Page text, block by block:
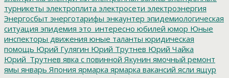
турникеты электроплита электросети электроэнергия
Энергосбыт энерготарифы энкаунтер эпидемиологическая
ситуация эпидемия это_интересно юбилей юмор Юные
инспекторы движения юные таланты юридическая
помощь Юрий Гулягин Юрий Трутнев Юрий Чайка
Юрий_Трутнев явка с повинной Якунин ямочный ремонт
ямы январь Япония ярмарка ярмарка вакансий ясли ящур